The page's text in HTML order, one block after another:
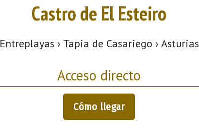
Castro de El Esteiro
Entreplayas › Tapia de Casariego › Asturias
Acceso directo
Cómo llegar